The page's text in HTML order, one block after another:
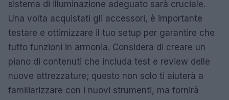
sistema di illuminazione adeguato sarà cruciale.
Una volta acquistati gli accessori, è importante
testare e ottimizzare il tuo setup per garantire che
tutto funzioni in armonia. Considera di creare un
piano di contenuti che includa test e review delle
nuove attrezzature; questo non solo ti aiuterà a
familiarizzare con i nuovi strumenti, ma fornirà